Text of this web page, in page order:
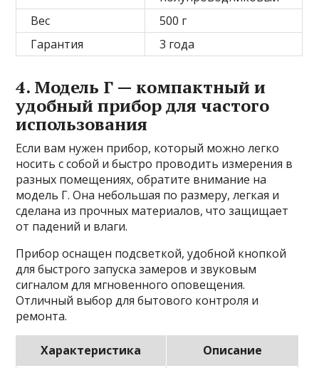
Вес
500 г
Гарантия
3 года
4. Модель Г — компактный и
удобный прибор для частого
использования
Если вам нужен прибор, который можно легко
носить с собой и быстро проводить измерения в
разных помещениях, обратите внимание на
модель Г. Она небольшая по размеру, легкая и
сделана из прочных материалов, что защищает
от падений и влаги.
Прибор оснащен подсветкой, удобной кнопкой
для быстрого запуска замеров и звуковым
сигналом для мгновенного оповещения.
Отличный выбор для бытового контроля и
ремонта.
Характеристика
Описание